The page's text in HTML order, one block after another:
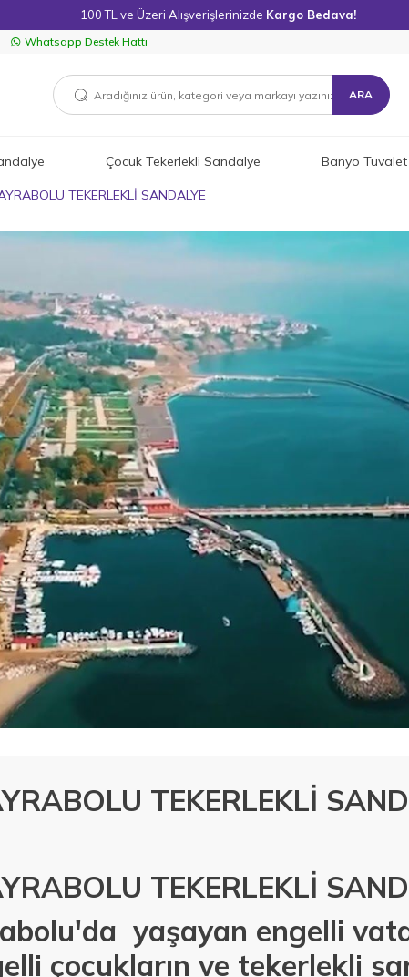
100 TL ve Üzeri Alışverişlerinizde Kargo Bedava!
Whatsapp Destek Hattı
ARA
Çocuk Tekerlekli Sandalye Banyo
TEKERLEKLİ SANDALYE
TEKERLEKLİ
TEKERLEKLİ
yaşayan engelli
çocukların ve tekerlekli